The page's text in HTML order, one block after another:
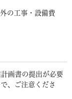
の工事・設備費
画書の提出が必要
、ご注意くださ